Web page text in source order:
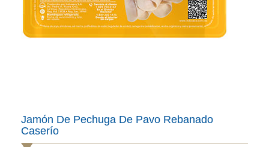
Jamón De Pechuga De Pavo Rebanado
Caserío